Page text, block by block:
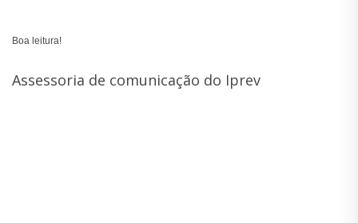
Boa leitura!
Assessoria de comunicação do Iprev